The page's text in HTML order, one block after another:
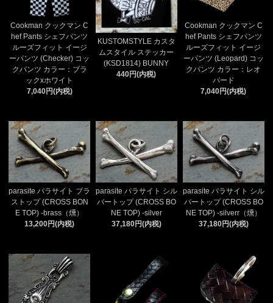
Cookman クックマン C
hef Pants シェフパンツ
ルーズフィット イージ
ーパンツ (Checker) コッ
クパンツ カラー：ブラ
ックxホワイト
7,040円(内税)
KUSTOMSTYLE カスタ
ムスタイル ステッカー
(KSD1814) BUNNY
440円(内税)
Cookman クックマン C
hef Pants シェフパンツ
ルーズフィット イージ
ーパンツ (Leopard) コッ
クパンツ カラー：レオ
パード
7,040円(内税)
parasite パラサイト ブラ
ストップ (CROSS BON
E TOP) -brass（燻）
13,200円(内税)
parasite パラサイト シル
バートップ (CROSS BO
NE TOP) -silver
37,180円(内税)
parasite パラサイト シル
バートップ (CROSS BO
NE TOP) -silverr（燻）
37,180円(内税)